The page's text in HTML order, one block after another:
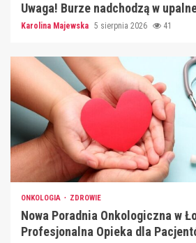
Uwaga! Burze nadchodzą w
Karolina Majewska 5 sierpnia 2026 41
ONKOLOGIA ZDROWIE
Nowa Poradnia Onkologiczna w
Profesjonalna Opieka dla